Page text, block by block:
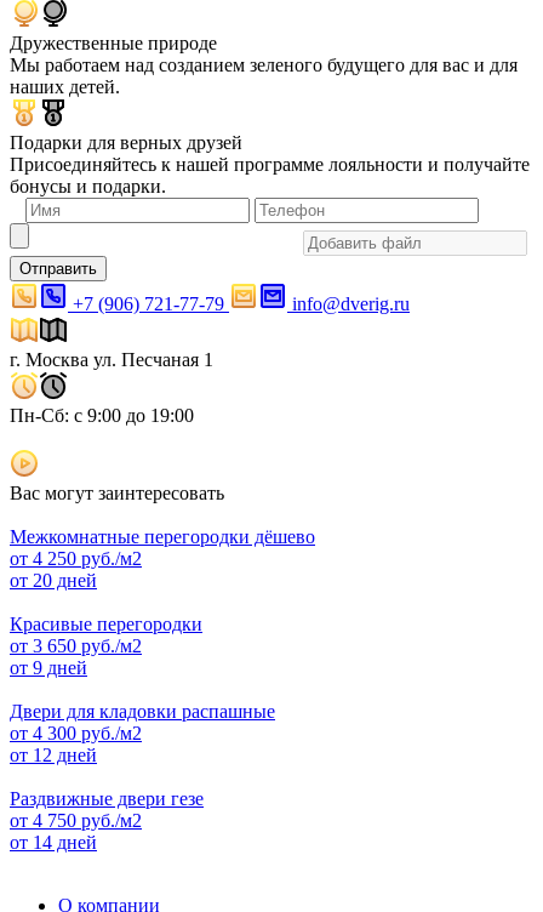
Дружественные природе
Мы работаем над созданием зеленого будущего для вас и для
наших детей.
Подарки для верных друзей
Присоединяйтесь к нашей программе лояльности и получайте
бонусы и подарки.
Отправить
+7 (906) 721-77-79 info@dverig.ru
г. Москва ул. Песчаная 1
Пн-Сб: с 9:00 до 19:00
Вас могут заинтересовать
Межкомнатные перегородки дёшево
от 4 250 руб./м2
от 20 дней
Красивые перегородки
от 3 650 руб./м2
от 9 дней
Двери для кладовки распашные
от 4 300 руб./м2
от 12 дней
Раздвижные двери гезе
от 4 750 руб./м2
от 14 дней
О компании